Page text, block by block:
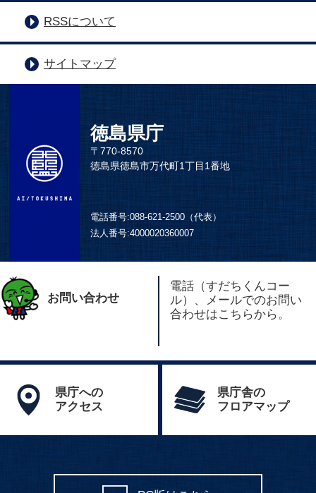
RSSについて
サイトマップ
徳島県庁
〒770-8570
徳島県徳島市万代町1丁目1番地
電話番号:088-621-2500（代表）
法人番号:4000020360007
お問い合わせ
電話（すだちくんコー
ル）、メールでのお問い
合わせはこちらから。
県庁への
アクセス
県庁舎の
フロアマップ